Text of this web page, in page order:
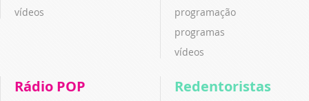
vídeos
programação
programas
vídeos
Rádio POP Redentoristas